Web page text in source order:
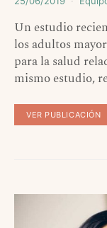
Un estudio
los adultos
para la salud
mismo estudio,
VER PUBLICACIÓN